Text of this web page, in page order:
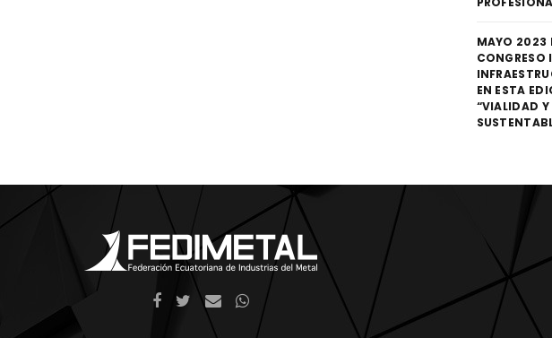
MAYO 2023
CONGRESO
EN ESTA
“VIALIDAD